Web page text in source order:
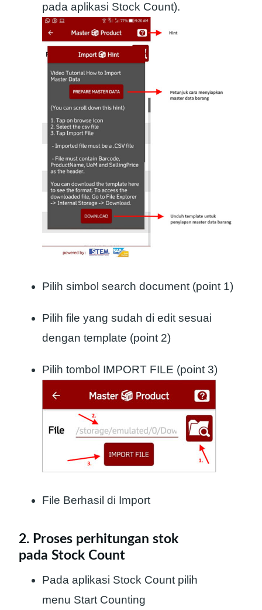
pada aplikasi Stock Count).
Pilih simbol search document (point 1)
Pilih file yang sudah di edit sesuai
dengan template (point 2)
Pilih tombol IMPORT FILE (point 3)
File Berhasil di Import
2. Proses perhitungan stok
pada Stock Count
Pada aplikasi Stock Count pilih
menu Start Counting